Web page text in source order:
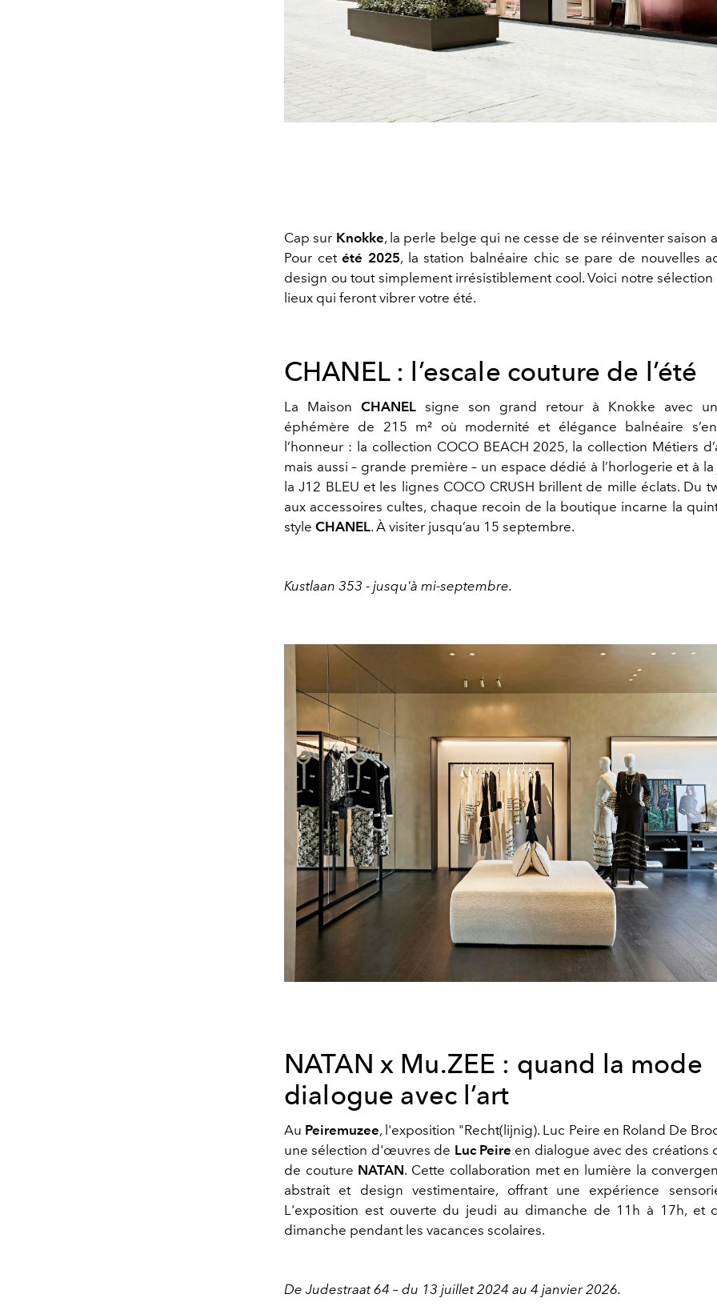
Cap sur Knokke, la perle belge qui ne cesse de se réinventer saison
Pour cetété 2025, la station balnéaire chic se pare de nouvelles
design ou tout simplement irrésistiblement cool. Voici notre
lieux qui feront vibrer votre été.
CHANEL : l’escale couture de l’été
La Maison CHANEL signe son grand retour à Knokke avec
éphémère de 215 m² où modernité et élégance balnéaire
l’honneur : la collection COCO BEACH 2025, la collection Métiers
mais aussi – grande première – un espace dédié à l’horlogerie et à
la J12 BLEU et les lignes COCO CRUSH brillent de mille éclats. Du
aux accessoires cultes, chaque recoin de la boutique incarne la
style CHANEL. À visiter jusqu’au 15 septembre.
Kustlaan 353 - jusqu'à mi-septembre.
NATAN x Mu.ZEE : quand la mode
dialogue avec l’art
Au Peiremuzee, l'exposition "Recht(lijnig). Luc Peire en Roland De
une sélection d'œuvres de Luc Peire en dialogue avec des créations
de couture NATAN. Cette collaboration met en lumière la
abstrait et design vestimentaire, offrant une expérience
L'exposition est ouverte du jeudi au dimanche de 11h à 17h, et
dimanche pendant les vacances scolaires.
De Judestraat 64 – du 13 juillet 2024 au 4 janvier 2026.